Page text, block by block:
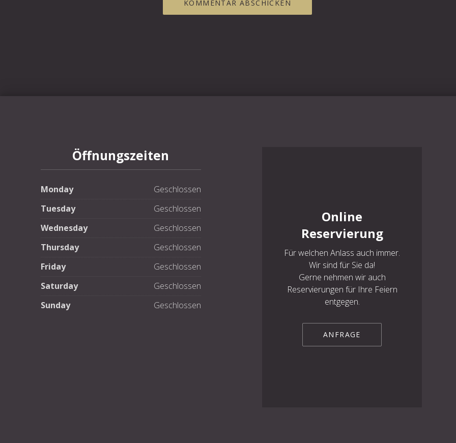
Öffnungszeiten
Monday
Geschlossen
Tuesday
Geschlossen
Wednesday
Geschlossen
Thursday
Geschlossen
Friday
Geschlossen
Saturday
Geschlossen
Sunday
Geschlossen
Online
Reservierung
Für welchen Anlass auch immer.
Wir sind für Sie da!
Gerne nehmen wir auch
Reservierungen für Ihre Feiern
entgegen.
ANFRAGE